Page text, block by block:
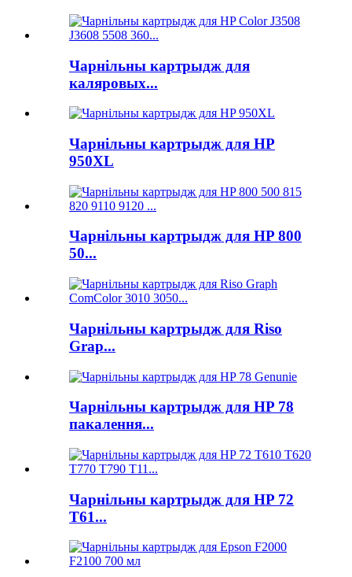
Чарнільны картрыдж для
каляровых...
Чарнільны картрыдж для HP
950XL
Чарнільны картрыдж для HP 800
50...
Чарнільны картрыдж для Riso
Grap...
Чарнільны картрыдж для HP 78
пакалення...
Чарнільны картрыдж для HP 72
T61...